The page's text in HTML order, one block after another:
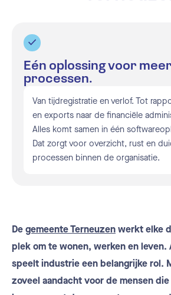
Eén oplossing voor
processen.
Van tijdregistratie en verlof. Tot
en exports naar de financiële
Alles komt samen in één
Dat zorgt voor overzicht, rust en
processen binnen de organisatie.
De gemeente Terneuzen werkt elke
plek om te wonen, werken en leven.
speelt industrie een belangrijke rol.
zoveel aandacht voor de mensen